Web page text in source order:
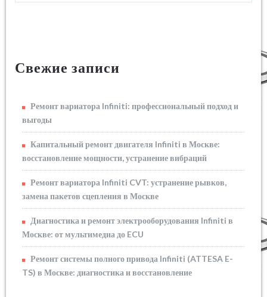
Свежие записи
Ремонт вариатора Infiniti: профессиональный подход и
выгоды
Капитальный ремонт двигателя Infiniti в Москве:
восстановление мощности, устранение вибраций
Ремонт вариатора Infiniti CVT: устранение рывков,
замена пакетов сцепления в Москве
Диагностика и ремонт электрооборудования Infiniti в
Москве: от мультимедиа до ECU
Ремонт системы полного привода Infiniti (ATTESA E-
TS) в Москве: диагностика и восстановление